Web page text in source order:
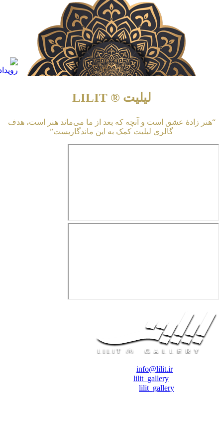
لیلیت ® LILIT
“هنر زادهٔ عشق است و آنچه که بعد از ما می‌ماند هنر است، هدف
گالری لیلیت کمک به این ماندگاریست”
info@lilit.ir
lilit_gallery
lilit_gallery